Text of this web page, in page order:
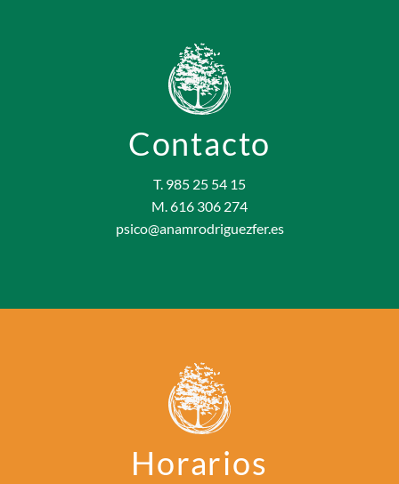
Contacto
T. 985 25 54 15
M. 616 306 274
psico@anamrodriguezfer.es
Horarios